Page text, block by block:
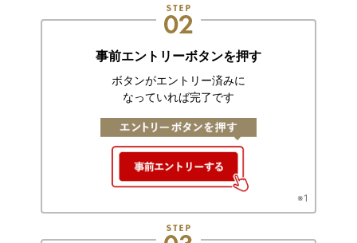
事前エントリーボタンを押す
ボタンがエントリー済みに
なっていれば完了です
※1